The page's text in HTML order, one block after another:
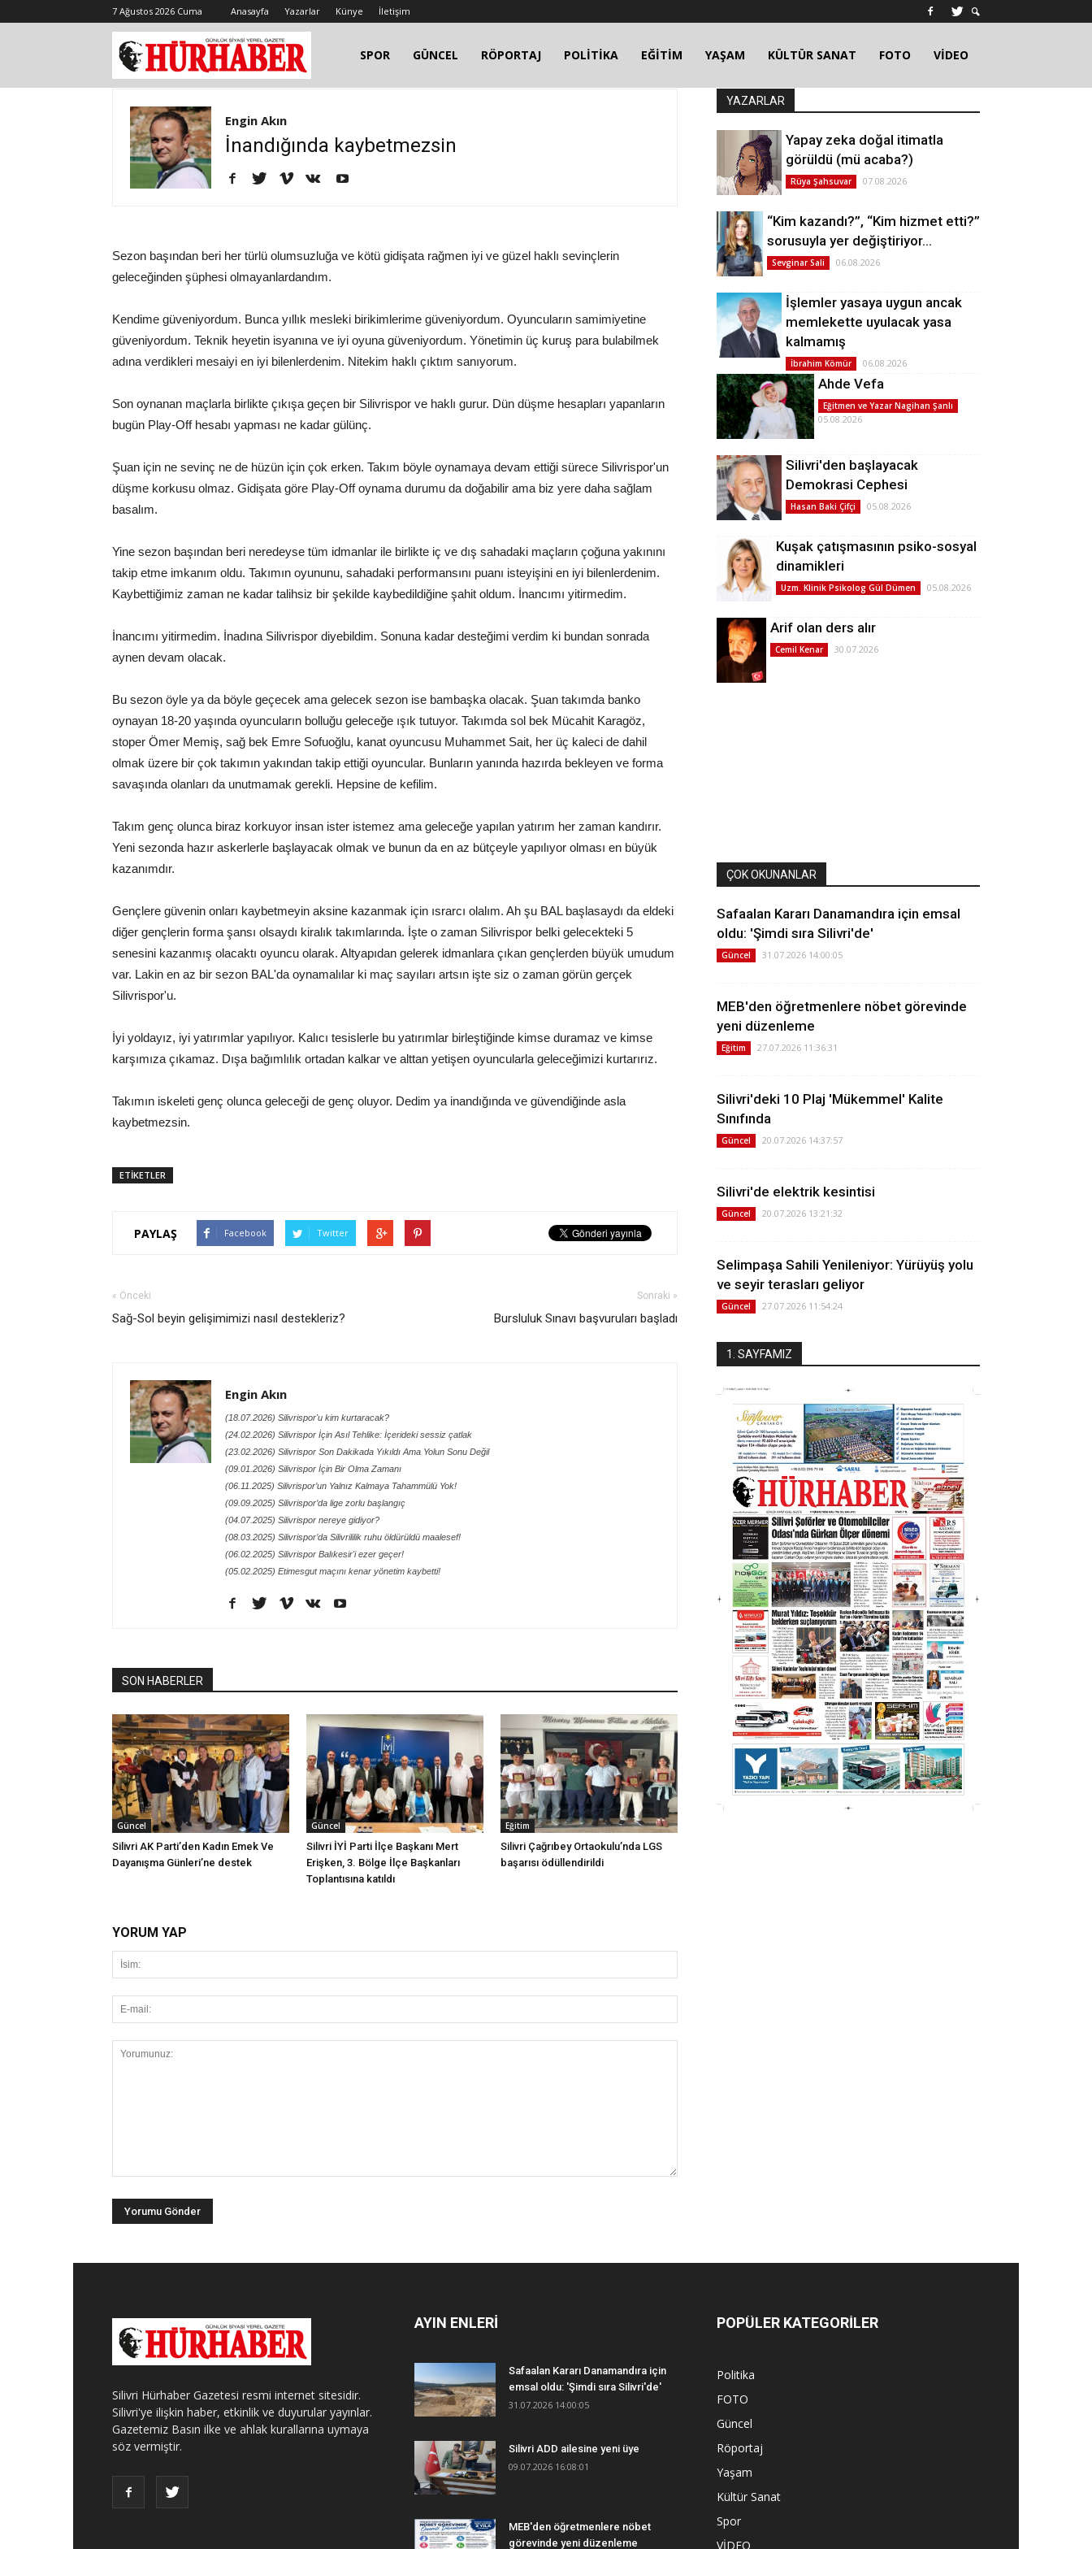
7 Ağustos 2026 Cuma Anasayfa Yazarlar Künye İletişim
SPOR GÜNCEL RÖPORTAJ POLİTİKA EĞİTİM YAŞAM KÜLTÜR SANAT FOTO VİDEO
Engin Akın
İnandığında kaybetmezsin
Sezon başından beri her türlü olumsuzluğa ve kötü gidişata rağmen iyi ve güzel haklı sevinçlerin
geleceğinden şüphesi olmayanlardandım.
Kendime güveniyordum. Bunca yıllık mesleki birikimlerime güveniyordum. Oyuncuların samimiyetine
güveniyordum. Teknik heyetin isyanına ve iyi oyuna güveniyordum. Yönetimin üç kuruş para bulabilmek
adına verdikleri mesaiyi en iyi bilenlerdenim. Nitekim haklı çıktım sanıyorum.
Son oynanan maçlarla birlikte çıkışa geçen bir Silivrispor ve haklı gurur. Dün düşme hesapları yapanların
bugün Play-Off hesabı yapması ne kadar gülünç.
Şuan için ne sevinç ne de hüzün için çok erken. Takım böyle oynamaya devam ettiği sürece Silivrispor'un
düşme korkusu olmaz. Gidişata göre Play-Off oynama durumu da doğabilir ama biz yere daha sağlam
basalım.
Yine sezon başından beri neredeyse tüm idmanlar ile birlikte iç ve dış sahadaki maçların çoğuna yakınını
takip etme imkanım oldu. Takımın oyununu, sahadaki performansını puanı isteyişini en iyi bilenlerdenim.
Kaybettiğimiz zaman ne kadar talihsiz bir şekilde kaybedildiğine şahit oldum. İnancımı yitirmedim.
İnancımı yitirmedim. İnadına Silivrispor diyebildim. Sonuna kadar desteğimi verdim ki bundan sonrada
aynen devam olacak.
Bu sezon öyle ya da böyle geçecek ama gelecek sezon ise bambaşka olacak. Şuan takımda banko
oynayan 18-20 yaşında oyuncuların bolluğu geleceğe ışık tutuyor. Takımda sol bek Mücahit Karagöz,
stoper Ömer Memiş, sağ bek Emre Sofuoğlu, kanat oyuncusu Muhammet Sait, her üç kaleci de dahil
olmak üzere bir çok takımın yakından takip ettiği oyuncular. Bunların yanında hazırda bekleyen ve forma
savaşında olanları da unutmamak gerekli. Hepsine de kefilim.
Takım genç olunca biraz korkuyor insan ister istemez ama geleceğe yapılan yatırım her zaman kandırır.
Yeni sezonda hazır askerlerle başlayacak olmak ve bunun da en az bütçeyle yapılıyor olması en büyük
kazanımdır.
Gençlere güvenin onları kaybetmeyin aksine kazanmak için ısrarcı olalım. Ah şu BAL başlasaydı da eldeki
diğer gençlerin forma şansı olsaydı kiralık takımlarında. İşte o zaman Silivrispor belki gelecekteki 5
senesini kazanmış olacaktı oyuncu olarak. Altyapıdan gelerek idmanlara çıkan gençlerden büyük umudum
var. Lakin en az bir sezon BAL'da oynamalılar ki maç sayıları artsın işte siz o zaman görün gerçek
Silivrispor'u.
İyi yoldayız, iyi yatırımlar yapılıyor. Kalıcı tesislerle bu yatırımlar birleştiğinde kimse duramaz ve kimse
karşımıza çıkamaz. Dışa bağımlılık ortadan kalkar ve alttan yetişen oyuncularla geleceğimizi kurtarırız.
Takımın iskeleti genç olunca geleceği de genç oluyor. Dedim ya inandığında ve güvendiğinde asla
kaybetmezsin.
ETİKETLER
PAYLAŞ Facebook Twitter
« Önceki
Sağ-Sol beyin gelişimimizi nasıl destekleriz?
Sonraki »
Bursluluk Sınavı başvuruları başladı
Engin Akın
(18.07.2026) Silivrispor'u kim kurtaracak?
(24.02.2026) Silivrispor İçin Asıl Tehlike: İçerideki sessiz çatlak
(23.02.2026) Silivrispor Son Dakikada Yıkıldı Ama Yolun Sonu Değil
(09.01.2026) Silivrispor İçin Bir Olma Zamanı
(06.11.2025) Silivrispor’un Yalnız Kalmaya Tahammülü Yok!
(09.09.2025) Silivrispor’da lige zorlu başlangıç
(04.07.2025) Silivrispor nereye gidiyor?
(08.03.2025) Silivrispor’da Silivrililik ruhu öldürüldü maalesef!
(06.02.2025) Silivrispor Balıkesir'i ezer geçer!
(05.02.2025) Etimesgut maçını kenar yönetim kaybetti!
SON HABERLER
Güncel
Silivri AK Parti’den Kadın Emek Ve
Dayanışma Günleri’ne destek
Güncel
Silivri İYİ Parti İlçe Başkanı Mert
Erişken, 3. Bölge İlçe Başkanları
Toplantısına katıldı
Eğitim
Silivri Çağrıbey Ortaokulu’nda LGS
başarısı ödüllendirildi
YORUM YAP
YAZARLAR
Yapay zeka doğal itimatla
görüldü (mü acaba?)
Rüya Şahsuvar 07.08.2026
“Kim kazandı?”, “Kim hizmet etti?”
sorusuyla yer değiştiriyor…
Sevginar Sali 06.08.2026
İşlemler yasaya uygun ancak
memlekette uyulacak yasa
kalmamış
İbrahim Kömür 06.08.2026
Ahde Vefa
Eğitmen ve Yazar Nagihan Şanlı
05.08.2026
Silivri'den başlayacak
Demokrasi Cephesi
Hasan Baki Çifçi 05.08.2026
Kuşak çatışmasının psiko-sosyal
dinamikleri
Uzm. Klinik Psikolog Gül Dümen 05.08.2026
Arif olan ders alır
Cemil Kenar 30.07.2026
ÇOK OKUNANLAR
Safaalan Kararı Danamandıra için emsal
oldu: 'Şimdi sıra Silivri'de'
Güncel 31.07.2026 14:00:05
MEB'den öğretmenlere nöbet görevinde
yeni düzenleme
Eğitim 27.07.2026 11:36:31
Silivri'deki 10 Plaj 'Mükemmel' Kalite
Sınıfında
Güncel 20.07.2026 14:37:57
Silivri'de elektrik kesintisi
Güncel 20.07.2026 13:21:32
Selimpaşa Sahili Yenileniyor: Yürüyüş yolu
ve seyir terasları geliyor
Güncel 27.07.2026 11:54:24
1. SAYFAMIZ
Silivri Hürhaber Gazetesi resmi internet sitesidir.
Silivri'ye ilişkin haber, etkinlik ve duyurular yayınlar.
Gazetemiz Basın ilke ve ahlak kurallarına uymaya
söz vermiştir.
AYIN ENLERİ
Safaalan Kararı Danamandıra için
emsal oldu: 'Şimdi sıra Silivri'de'
31.07.2026 14:00:05
Silivri ADD ailesine yeni üye
09.07.2026 16:08:01
MEB'den öğretmenlere nöbet
görevinde yeni düzenleme
POPÜLER KATEGORİLER
Politika
FOTO
Güncel
Röportaj
Yaşam
Kültür Sanat
Spor
VİDEO